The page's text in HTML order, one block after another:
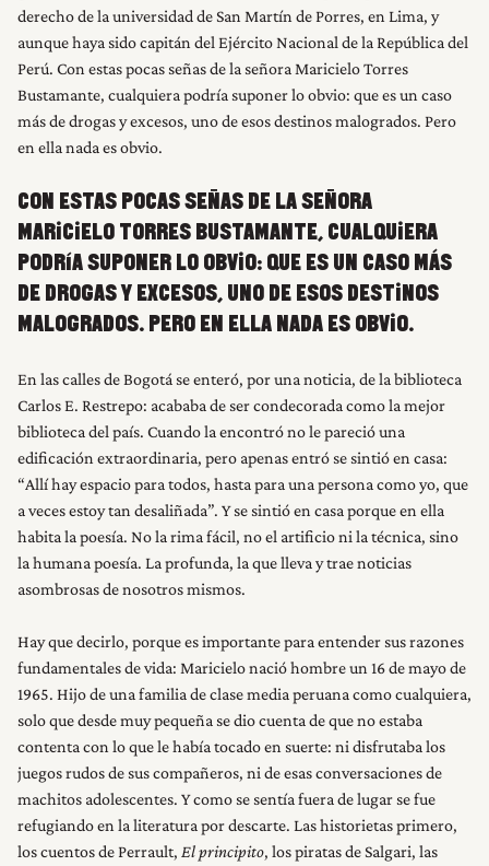
derecho de la universidad de San Martín de Porres, en Lima, y
aunque haya sido capitán del Ejército Nacional de la República del
Perú. Con estas pocas señas de la señora Maricielo Torres
Bustamante, cualquiera podría suponer lo obvio: que es un caso
más de drogas y excesos, uno de esos destinos malogrados. Pero
en ella nada es obvio.
CON ESTAS POCAS SEÑAS DE LA SEÑORA
MARICIELO TORRES BUSTAMANTE, CUALQUIERA
PODRÍA SUPONER LO OBVIO: QUE ES UN CASO MÁS
DE DROGAS Y EXCESOS, UNO DE ESOS DESTINOS
MALOGRADOS. PERO EN ELLA NADA ES OBVIO.
En las calles de Bogotá se enteró, por una noticia, de la biblioteca
Carlos E. Restrepo: acababa de ser condecorada como la mejor
biblioteca del país. Cuando la encontró no le pareció una
edificación extraordinaria, pero apenas entró se sintió en casa:
“Allí hay espacio para todos, hasta para una persona como yo, que
a veces estoy tan desaliñada”. Y se sintió en casa porque en ella
habita la poesía. No la rima fácil, no el artificio ni la técnica, sino
la humana poesía. La profunda, la que lleva y trae noticias
asombrosas de nosotros mismos.
Hay que decirlo, porque es importante para entender sus razones
fundamentales de vida: Maricielo nació hombre un 16 de mayo de
1965. Hijo de una familia de clase media peruana como cualquiera,
solo que desde muy pequeña se dio cuenta de que no estaba
contenta con lo que le había tocado en suerte: ni disfrutaba los
juegos rudos de sus compañeros, ni de esas conversaciones de
machitos adolescentes. Y como se sentía fuera de lugar se fue
refugiando en la literatura por descarte. Las historietas primero,
los cuentos de Perrault, El principito, los piratas de Salgari, las